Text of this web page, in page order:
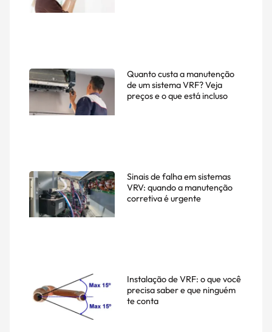
Quanto custa a manutenção
de um sistema VRF? Veja
preços e o que está incluso
Sinais de falha em sistemas
VRV: quando a manutenção
corretiva é urgente
Instalação de VRF: o que você
precisa saber e que ninguém
te conta